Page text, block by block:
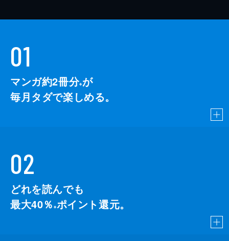
01
マンガ約2冊分※が
毎月タダで楽しめる。
02
どれを読んでも
最大40％ ※ポイント還元。